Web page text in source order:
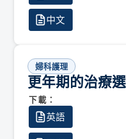
中文
婦科護理
更年期的治療
下載：
英語